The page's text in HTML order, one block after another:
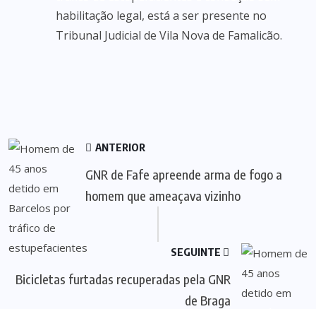
habilitação legal, está a ser presente no
Tribunal Judicial de Vila Nova de Famalicão.
ANTERIOR
GNR de Fafe apreende arma de fogo a
homem que ameaçava vizinho
SEGUINTE
Bicicletas furtadas recuperadas pela GNR
de Braga